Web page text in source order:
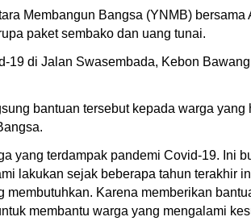
Membangun Bangsa (YNMB) bersama
paket sembako dan uang tunai.
di Jalan Swasembada, Kebon
bantuan tersebut kepada warga yang
yang terdampak pandemi Covid-19. Ini
lakukan sejak beberapa tahun terakhir
Karena memberikan
membantu warga yang mengalami